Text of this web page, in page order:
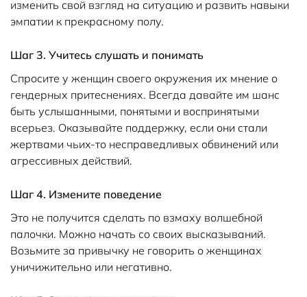
изменить свой взгляд на ситуацию и развить навыки
эмпатии к прекрасному полу.
Шаг 3. Учитесь слушать и понимать
Спросите у женщин своего окружения их мнение о
гендерных притеснениях. Всегда давайте им шанс
быть услышанными, понятыми и воспринятыми
всерьез. Оказывайте поддержку, если они стали
жертвами чьих-то несправедливых обвинений или
агрессивных действий.
Шаг 4. Измените поведение
Это не получится сделать по взмаху волшебной
палочки. Можно начать со своих высказываний.
Возьмите за привычку не говорить о женщинах
уничижительно или негативно.